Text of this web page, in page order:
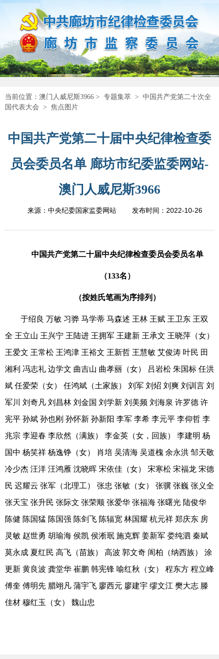
当前位置： 澳门人威尼斯3966 > 专题集萃 > 中国共产党第二十次全
国代表大会 > 焦点图片
中国共产党第二十届中央纪律检查委
员会委员名单 廊坊市纪委监委网站-
澳门人威尼斯3966
来源：中央纪委国家监委网站 发布时间： 2022-10-26
中国共产党第二十届中央纪律检查委员会委员名单
（133名）
（按姓氏笔画为序排列）
于绍良 万敏 习骅 马学蒂 马森述 王林 王赋 王卫东 王双
全 王立山 王兴宁 王陆进 王拥军 王建新 王承文 王晓萍（女）
王爱文 王常松 王鸿津 王裕文 王新哲 王慧敏 艾俊涛 叶民 田
湘利 冯志礼 边学文 曲吉山 曲孝丽（女） 吕岩松 朱国标 任洪
斌 任爱荣（女） 任鸿斌（土家族） 刘军 刘炤 刘爽 刘训言 刘
军川 刘奇凡 刘昌林 刘金国 刘学新 刘美频 刘海泉 许罗德 许
宪平 孙斌 孙也刚 孙怀新 孙新阳 李军 李希 李元平 李仰哲 李
兆宗 李迎春 李欣然（满族） 李金英（女，回族） 李建明 杨
国中 杨笑祥 杨逸铮（女） 肖培 吴清海 吴道槐 余永洪 邹天敬
冷少杰 汪洋 汪鸿雁 沈晓晖 宋依佳（女） 宋寒松 宋福龙 宋德
民 迟耀云 张军（北理工） 张忠 张敏（女） 张骥 张巍 张义全
张天宝 张升民 张际文 张荣顺 张爱华 张福海 张曙光 陆俊华
陈健 陈国猛 陈国强 陈剑飞 陈辐宽 林国耀 杭元祥 郑庆东 房
灵敏 赵世勇 胡瑜海 侯凯 侯淅珉 施克辉 姜新军 娄纯泗 秦斌
莫永成 夏红民 高飞（苗族） 高波 郭文奇 訚柏（纳西族） 涂
更新 黄良波 龚堂华 崔鹏 韩宪锋 喻红秋（女） 程东方 程立峰
傅奎 傅明先 腊翊凡 蒲宇飞 廖西元 廖建宇 缪文江 樊大志 滕
佳材 穆红玉（女） 魏山忠